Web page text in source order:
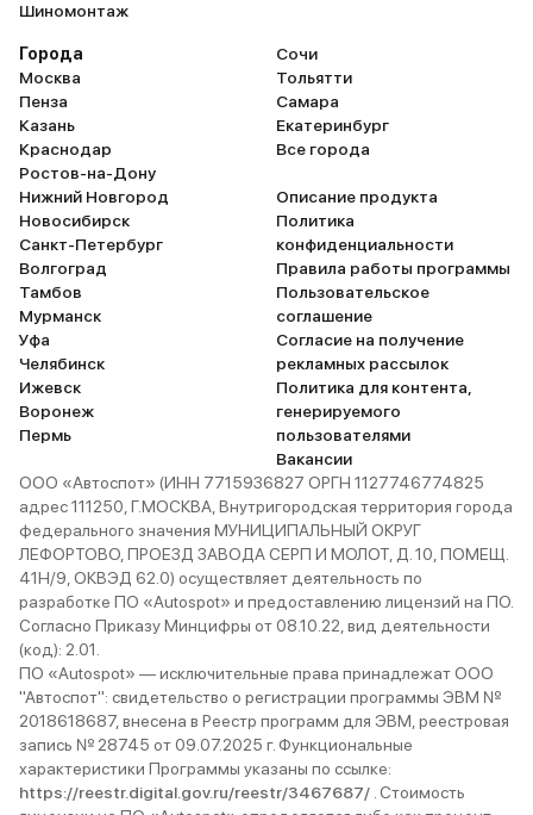
Шиномонтаж
Города
Москва
Пенза
Казань
Краснодар
Ростов-на-Дону
Нижний Новгород
Новосибирск
Санкт-Петербург
Волгоград
Тамбов
Мурманск
Уфа
Челябинск
Ижевск
Воронеж
Пермь
Сочи
Тольятти
Самара
Екатеринбург
Все города
Описание продукта
Политика
конфиденциальности
Правила работы программы
Пользовательское
соглашение
Согласие на получение
рекламных рассылок
Политика для контента,
генерируемого
пользователями
Вакансии
ООО «Автоспот» (ИНН 7715936827 ОРГН 1127746774825
адрес 111250, Г.МОСКВА, Внутригородская территория города
федерального значения МУНИЦИПАЛЬНЫЙ ОКРУГ
ЛЕФОРТОВО, ПРОЕЗД ЗАВОДА СЕРП И МОЛОТ, Д. 10, ПОМЕЩ.
41Н/9, ОКВЭД 62.0) осуществляет деятельность по
разработке ПО «Autospot» и предоставлению лицензий на ПО.
Согласно Приказу Минцифры от 08.10.22, вид деятельности
(код): 2.01.
ПО «Autospot» — исключительные права принадлежат ООО
"Автоспот": свидетельство о регистрации программы ЭВМ №
2018618687, внесена в Реестр программ для ЭВМ, реестровая
запись № 28745 от 09.07.2025 г. Функциональные
характеристики Программы указаны по ссылке:
https://reestr.digital.gov.ru/reestr/3467687/ . Стоимость